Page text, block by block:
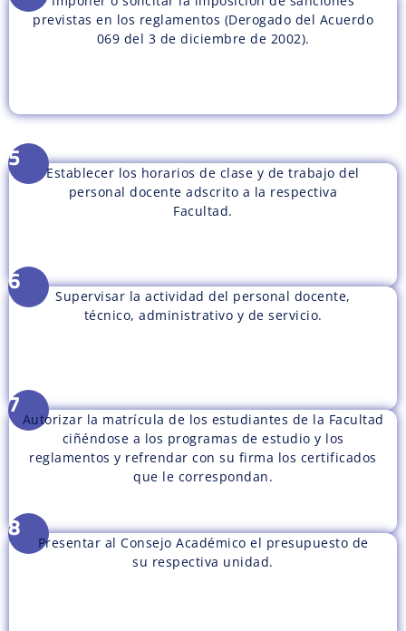
previstas en los reglamentos (Derogado del Acuerdo
069 del 3 de diciembre de 2002).
5
Establecer los horarios de clase y de trabajo del
personal docente adscrito a la respectiva
Facultad.
6
Supervisar la actividad del personal docente,
técnico, administrativo y de servicio.
7Autorizar la matrícula de los estudiantes de la Facultad
ciñéndose a los programas de estudio y los
reglamentos y refrendar con su firma los certificados
que le correspondan.
8
Presentar al Consejo Académico el presupuesto de
su respectiva unidad.